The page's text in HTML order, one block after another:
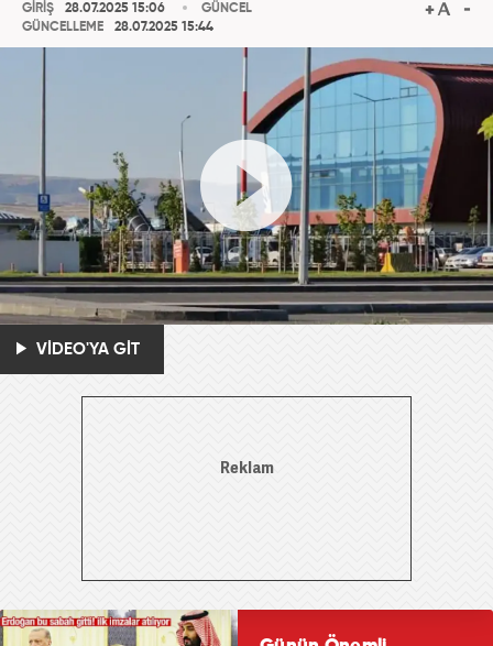
GİRİŞ
28.07.2025 15:06
GÜNCELLEME
28.07.2025 15:44
GÜNCEL
VİDEO'YA GİT